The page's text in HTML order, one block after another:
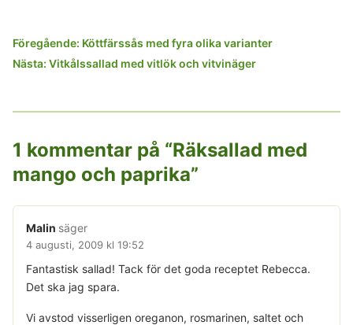
Inläggsnavigering
Föregående: Köttfärssås med fyra olika varianter
Nästa: Vitkålssallad med vitlök och vitvinäger
1 kommentar på “Räksallad med
mango och paprika”
Malin säger
4 augusti, 2009 kl 19:52
Fantastisk sallad! Tack för det goda receptet Rebecca.
Det ska jag spara.
Vi avstod visserligen oreganon, rosmarinen, saltet och